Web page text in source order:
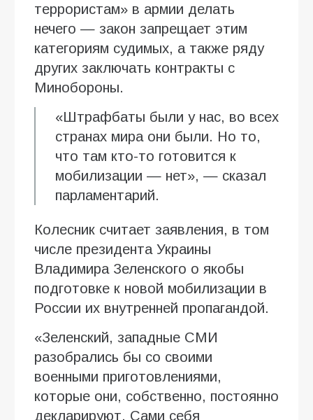
террористам» в армии делать
нечего — закон запрещает этим
категориям судимых, а также ряду
других заключать контракты с
Минобороны.
«Штрафбаты были у нас, во всех
странах мира они были. Но то,
что там кто-то готовится к
мобилизации — нет», — сказал
парламентарий.
Колесник считает заявления, в том
числе президента Украины
Владимира Зеленского о якобы
подготовке к новой мобилизации в
России их внутренней пропагандой.
«Зеленский, западные СМИ
разобрались бы со своими
военными приготовлениями,
которые они, собственно, постоянно
декларируют. Сами себя